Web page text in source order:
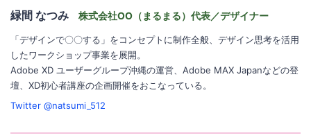
緑間 なつみ 株式会社OO（まるまる）代表／デザイナー
「デザインで〇〇する」をコンセプトに制作全般、デザイン思考を活用
したワークショップ事業を展開。
Adobe XD ユーザーグループ沖縄の運営、Adobe MAX Japanなどの登
壇、XD初心者講座の企画開催をおこなっている。
Twitter @natsumi_512